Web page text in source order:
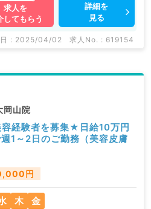
求人を
してもらう
詳細を
見る
日 : 2025/04/02 求人No. : 619154
山院
経験者を募集★日給10万円
1～2日のご勤務（美容皮膚
円
木 金